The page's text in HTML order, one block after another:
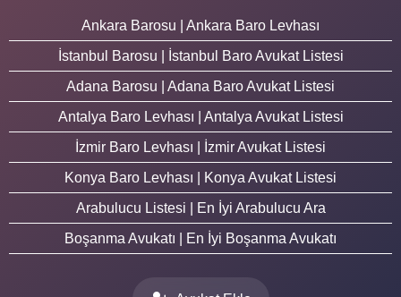
Ankara Barosu | Ankara Baro Levhası
İstanbul Barosu | İstanbul Baro Avukat Listesi
Adana Barosu | Adana Baro Avukat Listesi
Antalya Baro Levhası | Antalya Avukat Listesi
İzmir Baro Levhası | İzmir Avukat Listesi
Konya Baro Levhası | Konya Avukat Listesi
Arabulucu Listesi | En İyi Arabulucu Ara
Boşanma Avukatı | En İyi Boşanma Avukatı